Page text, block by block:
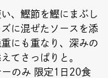
、鰹節を鰹にまぶし
に混ぜたソースを添
にも重なり、深みの
てさっぱりと。
のみ 限定1日20食